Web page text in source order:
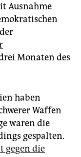
Ausnahme
Monaten des
haben
Waffen
waren die
gespalten.
gegen die